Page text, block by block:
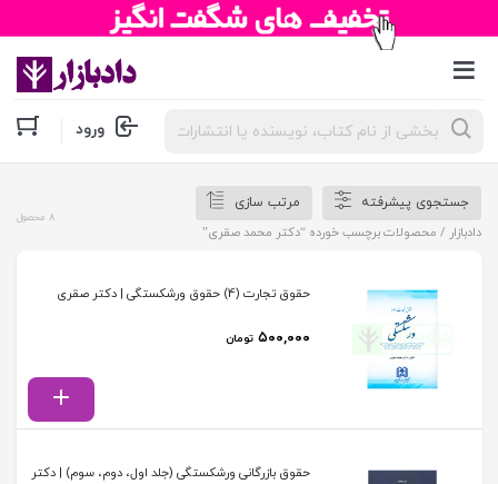
جستجوی
محصولات ورود
جستجوی پیشرفته
مرتب سازی
دادبازار / محصولات برچسب خورده “دکتر محمد صقری”
8 محصول
حقوق تجارت (4) حقوق ورشکستگی | دکتر صقری
۵۰۰,۰۰۰ تومان
حقوق بازرگانی ورشکستگی (جلد اول، دوم، سوم) | دکتر